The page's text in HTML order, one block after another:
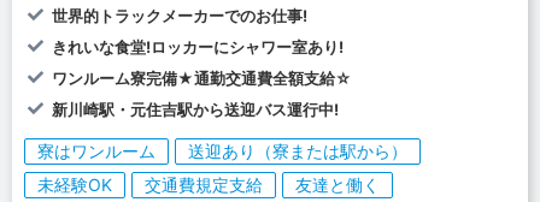
世界的トラックメーカーでのお仕事!
きれいな食堂!ロッカーにシャワー室あり!
ワンルーム寮完備★通勤交通費全額支給☆
新川崎駅・元住吉駅から送迎バス運行中!
寮はワンルーム
送迎あり（寮または駅から）
未経験OK
交通費規定支給
友達と働く